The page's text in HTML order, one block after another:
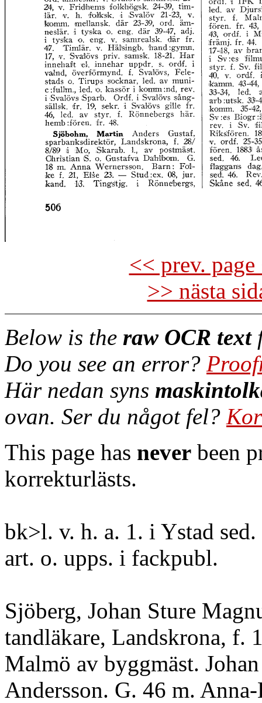
<< prev.
>> nästa
Below is the raw OCR text
Do you see an error?
Här nedan syns
ovan. Ser du något fel?
This page has never been
korrekturlästs.
bk>l. v. h. a. 1. i Ystad
art. o. upps. i fackpubl.
Sjöberg, Johan Sture
tandläkare, Landskrona, f.
Malmö av byggmäst.
Andersson. G. 46 m.